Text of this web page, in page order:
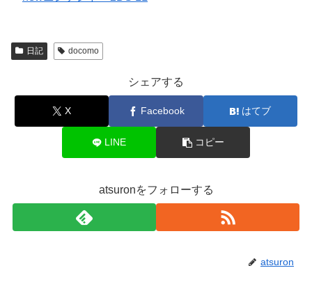
日記 docomo
シェアする
X Facebook はてブ
LINE コピー
atsuronをフォローする
atsuron